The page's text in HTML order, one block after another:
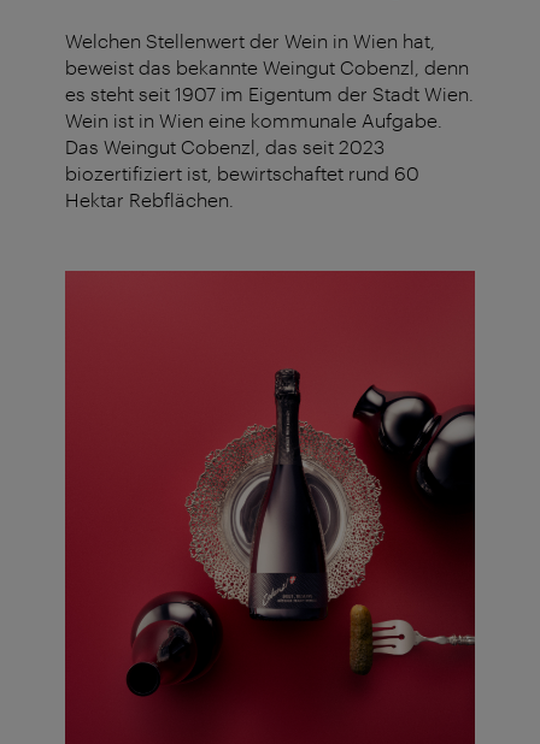
Welchen Stellenwert der Wein in Wien hat,
beweist das bekannte Weingut Cobenzl , denn
es steht seit 1907 im Eigentum der Stadt Wien.
Wein ist in Wien eine kommunale Aufgabe.
Das Weingut Cobenzl , das seit 2023
biozertifiziert ist, bewirtschaftet rund 60
Hektar Rebflächen.